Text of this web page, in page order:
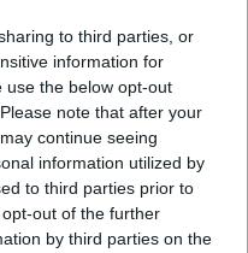
to third parties, or
information for
use the below opt-out
note that after your
continue seeing
information utilized by
to third parties prior to
out of the further
by third parties on the
χαρά, οι ερευνητές
ή να απενεργοποιούν
δουν αν η αίσθηση
από το μηδέν.
στοΚέντρο
Επιστημών